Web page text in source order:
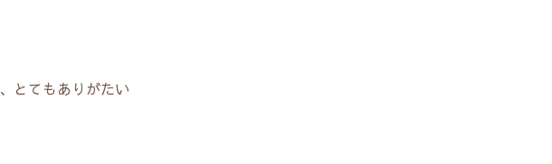
、とてもありがたい